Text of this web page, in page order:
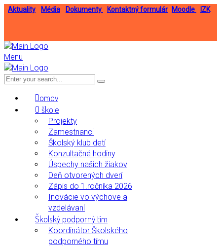
Aktuality Média Dokumenty IZK
Moodle
Kontaktný formulár
Menu
Domov
O škole
Projekty
Zamestnanci
Školský klub detí
Konzultačné hodiny
Úspechy našich žiakov
Deň otvorených dverí
Zápis do 1.ročníka 2026
Inovácie vo výchove a
vzdelávaní
Školský podporný tím
Koordinátor Školského
podporného tímu